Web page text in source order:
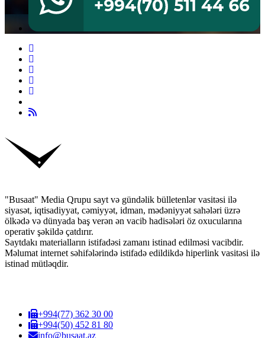
"Busaat" Media Qrupu sayt və gündəlik bülletenlər vasitəsi ilə
siyasət, iqtisadiyyat, cəmiyyət, idman, mədəniyyət sahələri üzrə
ölkədə və dünyada baş verən ən vacib hadisələri öz oxucularına
operativ şəkildə çatdırır.
Saytdakı materialların istifadəsi zamanı istinad edilməsi vacibdir.
Məlumat internet səhifələrində istifadə edildikdə hiperlink vasitəsi ilə
istinad mütləqdir.
+994(77) 362 30 00
+994(50) 452 81 80
info@busaat.az